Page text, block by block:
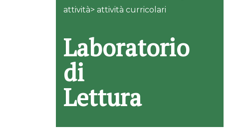
attività> attività curricolari
Laboratorio
di
Lettura